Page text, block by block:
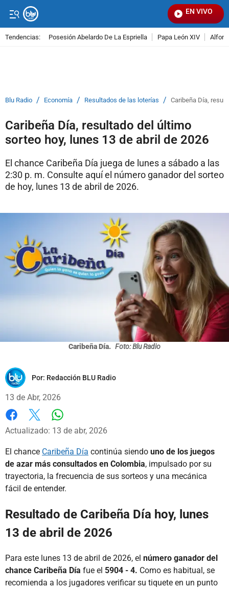
EN VIVO
Tendencias: Posesión Abelardo De La Espriella Papa León XIV
Blu Radio / Economía / Resultados de las loterías / Caribeña Día,
Caribeña Día, resultado del último
sorteo hoy, lunes 13 de abril de 2026
El chance Caribeña Día juega de lunes a sábado a las
2:30 p. m. Consulte aquí el número ganador del sorteo
de hoy, lunes 13 de abril de 2026.
Caribeña Día. Foto: Blu Radio
Por: Redacción BLU Radio
13 de Abr, 2026
Facebook
X
Actualizado: 13 de abr, 2026
El chance Caribeña Día continúa siendo uno de los juegos
de azar más consultados en Colombia, impulsado por su
trayectoria, la frecuencia de sus sorteos y una mecánica
fácil de entender.
Resultado de Caribeña Día hoy, lunes
13 de abril de 2026
Para este lunes 13 de abril de 2026, el número ganador del
chance Caribeña Día fue el 5904 - 4. Como es habitual, se
recomienda a los jugadores verificar su tiquete en un punto